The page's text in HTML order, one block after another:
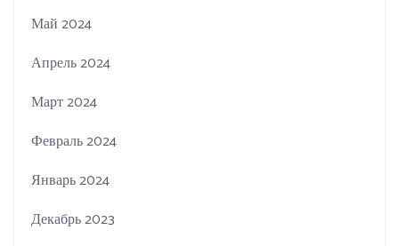
Май 2024
Апрель 2024
Март 2024
Февраль 2024
Январь 2024
Декабрь 2023